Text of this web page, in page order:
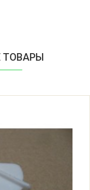
ТОВАРЫ